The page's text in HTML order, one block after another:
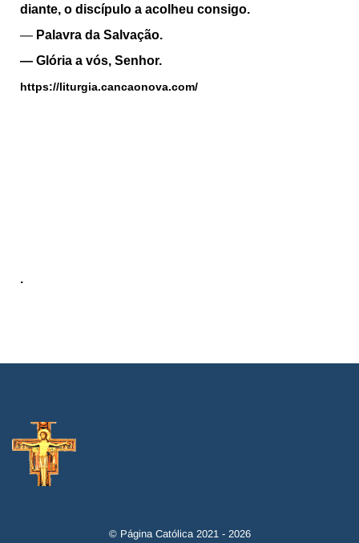
diante, o discípulo a acolheu consigo.
— Palavra da Salvação.
— Glória a vós, Senhor.
https://liturgia.cancaonova.com/
.
© Página Católica 2021 - 2026